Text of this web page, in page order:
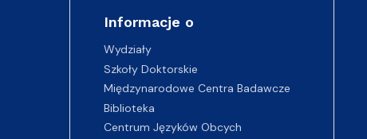
Informacje o
Wydziały
Szkoły Doktorskie
Międzynarodowe Centra Badawcze
Biblioteka
Centrum Języków Obcych